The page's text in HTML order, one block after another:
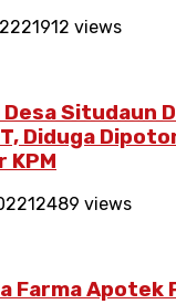
21912 views
Desa Situdaun
Diduga
KPM
12489 views
Farma Apotek